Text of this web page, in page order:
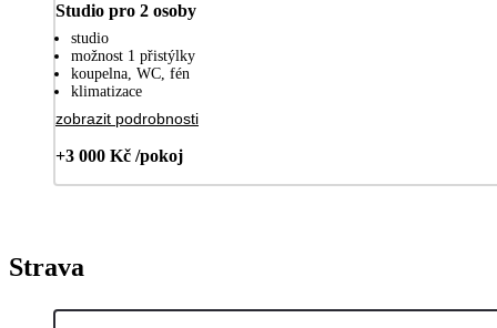
Studio pro 2 osoby
studio
možnost 1 přistýlky
koupelna, WC, fén
klimatizace
zobrazit podrobnosti
+3 000 Kč /pokoj
Strava